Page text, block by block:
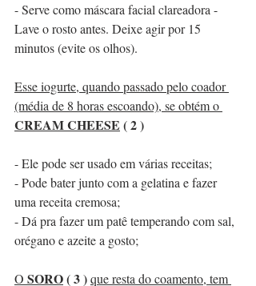
- Serve como máscara facial clareadora -
Lave o rosto antes. Deixe agir por 15
minutos (evite os olhos).
Esse iogurte, quando passado pelo coador
(média de 8 horas escoando), se obtém o
CREAM CHEESE ( 2 )
- Ele pode ser usado em várias receitas;
- Pode bater junto com a gelatina e fazer
uma receita cremosa;
- Dá pra fazer um patê temperando com sal,
orégano e azeite a gosto;
O SORO ( 3 )que resta do coamento, tem